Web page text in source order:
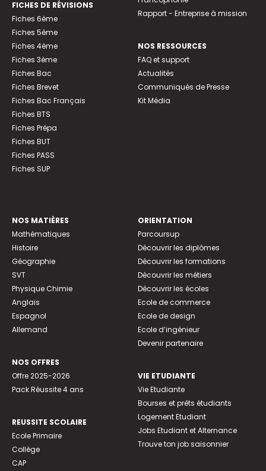
FICHES DE RÉVISIONS
Fiches 6ème
Fiches 5ème
Fiches 4ème
Fiches 3ème
Fiches Bac
Fiches Brevet
Fiches Bac Français
Fiches BTS
Fiches Prépa
Fiches BUT
Fiches PASS
Fiches SUP
Rapport - Entreprise à mission
NOS RESSOURCES
FAQ et support
Actualités
Communiqués de Presse
Kit Média
NOS MATIÈRES
Mathématiques
Histoire
Géographie
SVT
Physique Chimie
Anglais
Espagnol
Allemand
NOS OFFRES
Offre 2025-2026
Pack Réussite 4 ans
REUSSITE SCOLAIRE
Ecole Primaire
Collège
CAP
ORIENTATION
Parcoursup
Découvrir les diplômes
Découvrir les formations
Découvrir les métiers
Découvrir les écoles
Ecole de commerce
Ecole de design
Ecole d’ingénieur
Devenir partenaire
VIE ETUDIANTE
Vie Etudiante
Bourses et prêts étudiants
Logement Etudiant
Jobs Etudiant et Alternance
Trouve ton job saisonnier